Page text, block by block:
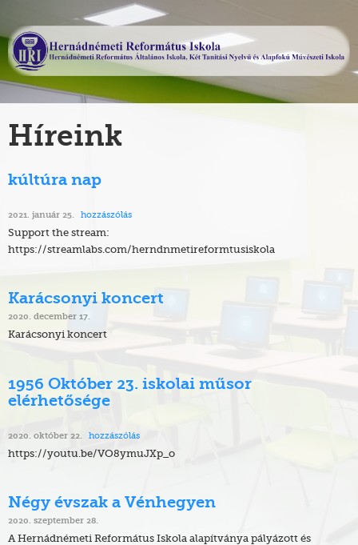
Híreink
kúltúra nap
2021. január 25. hozzászólás
Support the stream:
https://streamlabs.com/herndnmetireformtusiskola
Karácsonyi koncert
2020. december 17.
Karácsonyi koncert
1956 Október 23. iskolai műsor
elérhetősége
2020. október 22. hozzászólás
https://youtu.be/VO8ymuJXp_o
Négy évszak a Vénhegyen
2020. szeptember 28.
A Hernádnémeti Református Iskola alapítványa pályázott és